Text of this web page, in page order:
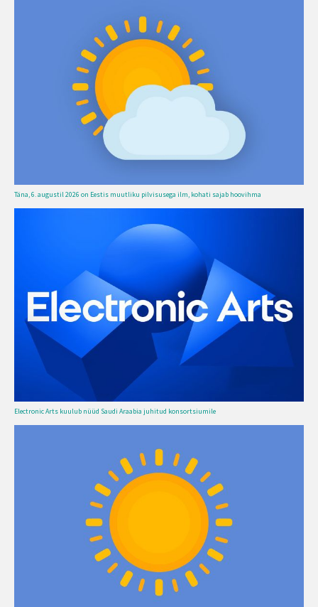
Täna, 6. augustil 2026 on Eestis muutliku pilvisusega ilm, kohati sajab hoovihma
Electronic Arts kuulub nüüd Saudi Araabia juhitud konsortsiumile